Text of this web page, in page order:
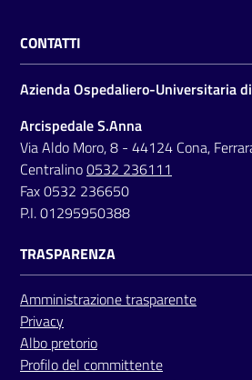
t
a
d
e
i
S
e
r
v
z
i
P
a
r
CONTATTI
Azienda Ospedaliero-Universitaria
Arcispedale S.Anna
Via Aldo Moro, 8 - 44124 Cona,
Centralino0532 236111
Fax 0532 236650
P.I. 01295950388
TRASPARENZA
Amministrazione trasparente
Privacy
Albo pretorio
Profilo del committente